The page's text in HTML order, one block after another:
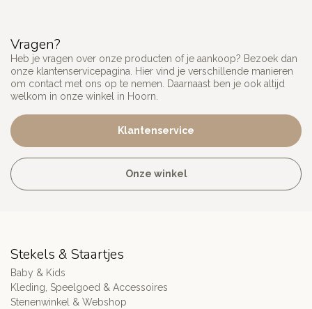
Vragen?
Heb je vragen over onze producten of je aankoop? Bezoek dan
onze klantenservicepagina. Hier vind je verschillende manieren
om contact met ons op te nemen. Daarnaast ben je ook altijd
welkom in onze winkel in Hoorn.
Klantenservice
Onze winkel
Stekels & Staartjes
Baby & Kids
Kleding, Speelgoed & Accessoires
Stenenwinkel & Webshop